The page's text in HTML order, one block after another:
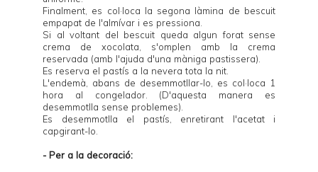
Finalment, es col·loca la segona làmina de bescuit
empapat de l'almívar i es pressiona.
Si al voltant del bescuit queda algun forat sense
crema de xocolata, s'omplen amb la crema
reservada (amb l'ajuda d'una màniga pastissera).
Es reserva el pastís a la nevera tota la nit.
L'endemà, abans de desemmotllar-lo, es col·loca 1
hora al congelador. (D'aquesta manera es
desemmotlla sense problemes).
Es desemmotlla el pastís, enretirant l'acetat i
capgirant-lo.
- Per a la decoració: